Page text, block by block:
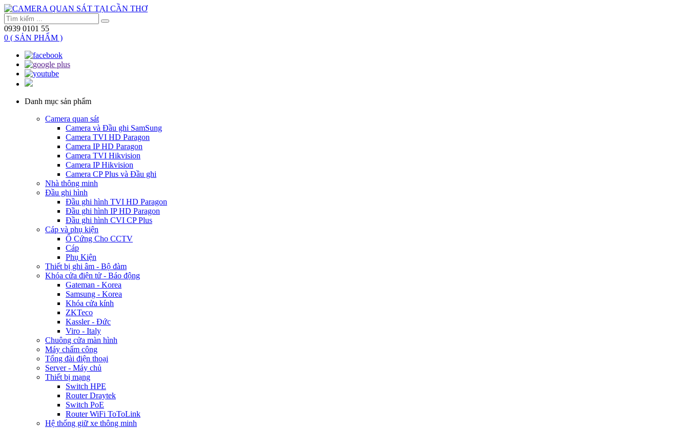
0939 0101 55
0 ( SẢN PHẨM )
Danh mục sản phẩm
Camera quan sát
Camera và Đầu ghi SamSung
Camera TVI HD Paragon
Camera IP HD Paragon
Camera TVI Hikvision
Camera IP Hikvision
Camera CP Plus và Đầu ghi
Nhà thông minh
Đầu ghi hình
Đầu ghi hình TVI HD Paragon
Đầu ghi hình IP HD Paragon
Đầu ghi hình CVI CP Plus
Cáp và phụ kiện
Ổ Cứng Cho CCTV
Cáp
Phụ Kiện
Thiết bị ghi âm - Bộ đàm
Khóa cửa điện tử - Báo động
Gateman - Korea
Samsung - Korea
Khóa cửa kính
ZKTeco
Kassler - Đức
Viro - Italy
Chuông cửa màn hình
Máy chấm công
Tổng đài điện thoại
Server - Máy chủ
Thiết bị mạng
Switch HPE
Router Draytek
Switch PoE
Router WiFi ToToLink
Hệ thống giữ xe thông minh